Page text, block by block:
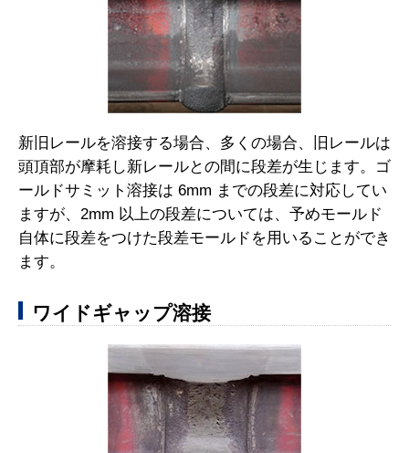
新旧レールを溶接する場合、多くの場合、旧レールは
頭頂部が摩耗し新レールとの間に段差が生じます。ゴ
ールドサミット溶接は 6mm までの段差に対応してい
ますが、2mm 以上の段差については、予めモールド
自体に段差をつけた段差モールドを用いることができ
ます。
ワイドギャップ溶接